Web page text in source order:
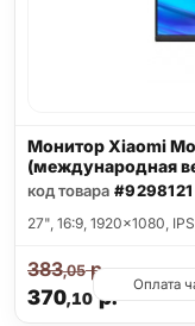
Монитор Xiaomi
(международная
код товара #9298121
27", 16:9, 1920x1080,
370,10р.
383,05р.
Оплата